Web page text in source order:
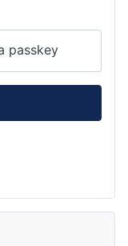
passkey